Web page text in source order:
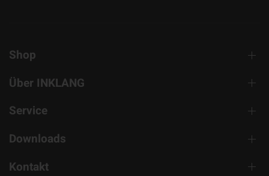
Shop
Über INKLANG
Service
Downloads
Kontakt